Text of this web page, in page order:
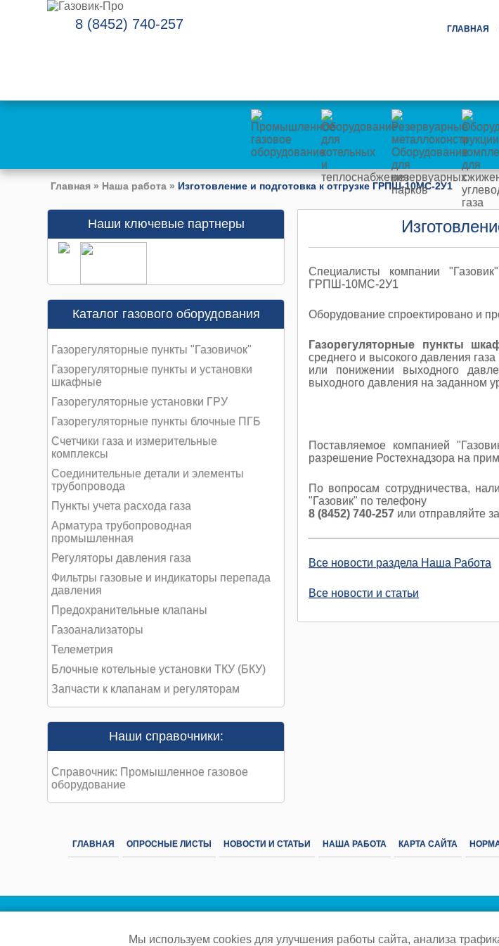
8 (8452) 740-257 ГЛАВНАЯ
Главная » Наша работа » Изготовление и подготовка к отгрузке ГРПШ-10МС-2У1
Наши ключевые партнеры
Каталог газового оборудования
Газорегуляторные пункты "Газовичок"
Газорегуляторные пункты и установки
шкафные
Газорегуляторные установки ГРУ
Газорегуляторные пункты блочные ПГБ
Счетчики газа и измерительные
комплексы
Соединительные детали и элементы
трубопровода
Пункты учета расхода газа
Арматура трубопроводная
промышленная
Регуляторы давления газа
Фильтры газовые и индикаторы перепада
давления
Предохранительные клапаны
Газоанализаторы
Телеметрия
Блочные котельные установки ТКУ (БКУ)
Запчасти к клапанам и регуляторам
Наши справочники:
Справочник: Промышленное газовое
оборудование
Специалисты компании
ГРПШ-10МС-2У1
Оборудование спроектировано и
Газорегуляторные пункты
среднего и высокого давления
или понижении выходного
выходного давления на заданном
Поставляемое компанией
разрешение Ростехнадзора на
По вопросам сотрудничества,
"Газовик" по телефону
8 (8452) 740-257 или отправляйте
Все новости раздела Наша Работа
Все новости и статьи
ГЛАВНАЯ ОПРОСНЫЕ ЛИСТЫ НОВОСТИ И СТАТЬИ НАША РАБОТА КАРТА САЙТА
Мы используем cookies для улучшения работы сайта, анализа